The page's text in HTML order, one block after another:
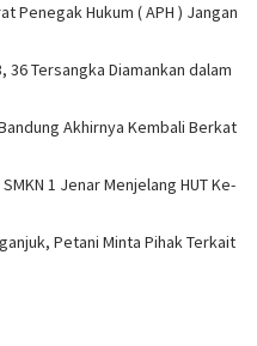
Penegak Hukum ( APH ) Jangan
36 Tersangka Diamankan dalam
Akhirnya Kembali Berkat
1 Jenar Menjelang HUT Ke-
Petani Minta Pihak Terkait